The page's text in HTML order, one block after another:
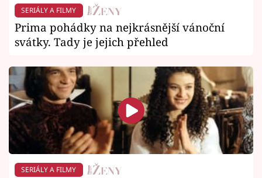
SERIÁLY A FILMY
Prima pohádky na nejkrásnější vánoční
svátky. Tady je jejich přehled
SERIÁLY A FILMY